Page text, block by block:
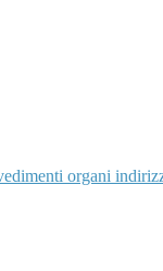
organi